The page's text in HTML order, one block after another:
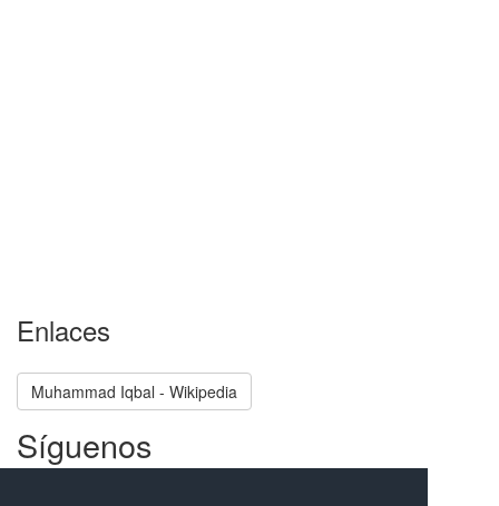
Enlaces
Muhammad Iqbal - Wikipedia
Síguenos